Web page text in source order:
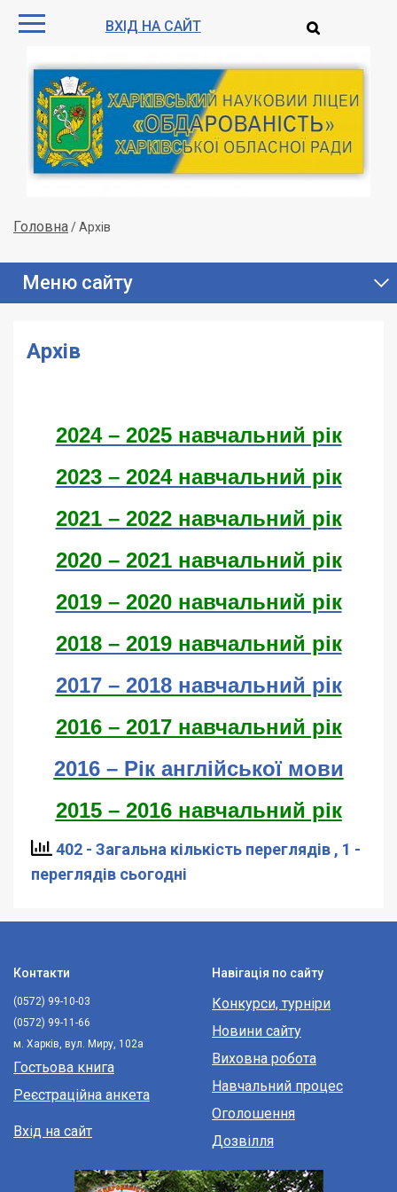
ВХІД НА САЙТ
Головна/Архів
Меню сайту
Архів
2024 – 2025 навчальний рік
2023 – 2024 навчальний рік
2021 – 2022 навчальний рік
2020 – 2021 навчальний рік
2019 – 2020 навчальний рік
2018 – 2019 навчальний рік
2017 – 2018 навчальний рік
2016 – 2017 навчальний рік
2016 – Рік англійської мови
2015 – 2016 навчальний рік
402 - Загальна кількість переглядів , 1 -
переглядів сьогодні
Навігація по сайту
Конкурси, турніри
Новини сайту
Виховна робота
Навчальний процес
Оголошення
Дозвілля
Контакти
(0572) 99-10-03
(0572) 99-11-66
м. Харків, вул. Миру, 102а
Гостьова книга
Реєстраційна анкета
Вхід на сайт